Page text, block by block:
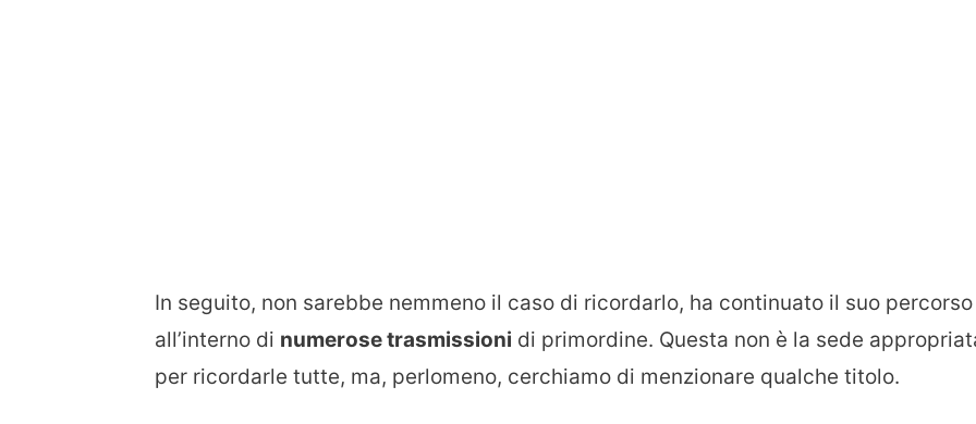
In seguito, non sarebbe nemmeno il caso di ricordarlo, ha continuato il suo percorso
all’interno di numerose trasmissioni di primordine. Questa non è la sede
per ricordarle tutte, ma, perlomeno, cerchiamo di menzionare qualche titolo.